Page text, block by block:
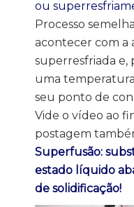
ou
Processo
acontecer com a
superresfriada e,
uma
seu ponto de
Vide o vídeo ao
postagem
Superfusão:
estado líquido
de solidificação!